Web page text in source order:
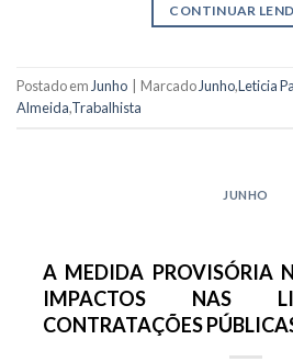
CONTINUAR
Postado em Junho Marcado Junho,Leticia
Almeida,Trabalhista
JUNHO
A MEDIDA PROVISÓRIA
IMPACTOS NAS
CONTRATAÇÕES